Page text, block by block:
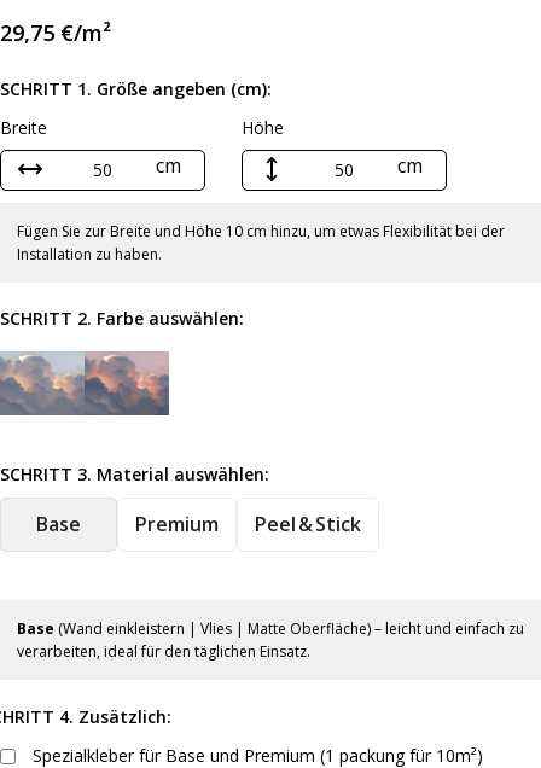
29,75 €/m²
SCHRITT 1. Größe angeben (cm):
Breite
cm
Höhe
cm
Fügen Sie zur Breite und Höhe 10 cm hinzu, um etwas Flexibilität bei der
Installation zu haben.
SCHRITT 2. Farbe auswählen:
SCHRITT 3. Material auswählen:
Base Premium Peel & Stick
Base (Wand einkleistern | Vlies | Matte Oberfläche) – leicht und einfach zu
verarbeiten, ideal für den täglichen Einsatz.
4. Zusätzlich:
Spezialkleber für Base und Premium (1 packung für 10m²)